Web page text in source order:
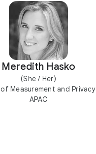
Meredith Hasko
(She / Her)
Measurement and Privacy
APAC